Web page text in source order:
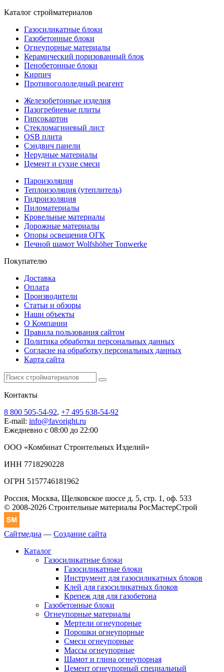
Каталог стройматериалов
Газосиликатные блоки
Газобетонные блоки
Огнеупорные материалы
Керамический поризованный блок
Пенобетонные блоки
Кирпич
Противогололедный реагент
Железобетонные изделия
Пазогребневые плиты
Гипсокартон
Стекломагниевый лист
OSB плита
Сэндвич панели
Нерудные материалы
Цемент и сухие смеси
Пароизоляция
Теплоизоляция (утеплитель)
Гидроизоляция
Пиломатериалы
Кровельные материалы
Дорожные материалы
Опоры освещения ОГК
Печной шамот Wolfshöher Tonwerke
Покупателю
Доставка
Оплата
Производители
Статьи и обзоры
Наши объекты
О Компании
Правила пользования сайтом
Политика обработки персональных данных
Согласие на обработку персональных данных
Карта сайта
Контакты
8 800 505-54-92, +7 495 638-54-92
E-mail: info@favoright.ru
Ежедневно с 08:00 до 22:00
ООО «Комбинат Строительных Изделий»
ИНН 7718290228
ОГРН 5157746181962
Россия, Москва, Щелковское шоссе д. 5, стр. 1, оф. 533
© 2008-2026 Строительные материалы РосМастерСтрой
Сайтмедиа — Создание сайта
Каталог
Газосиликатные блоки
Газосиликатные блоки
Инструмент для газосиликатных блоков
Клей для газосиликатных блоков
Крепеж для для газобетона
Газобетонные блоки
Огнеупорные материалы
Мертели огнеупорные
Порошки огнеупорные
Смеси огнеупорные
Массы огнеупорные
Шамот и глина огнеупорная
Цемент огнеупорный специальный